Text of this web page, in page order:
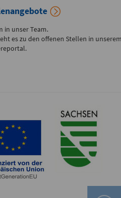
KVS
über Seiteneingang
in unser Team.
es zu den offenen Stellen in